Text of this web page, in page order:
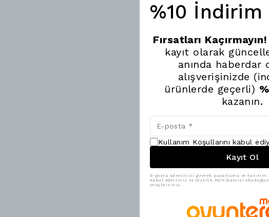
%10 İndirim
Fırsatları Kaçırmayın!
kayıt olarak
anında haberdar
alışverişinizde
ürünlerde geçerli)
kazanın.
Kullanım Koşullarını kabul
Kayıt Ol
E-posta adresinizi girerek pazarlama ve
kabul edersiniz ve Gizlilik Politikamızı
onaylarsınız.